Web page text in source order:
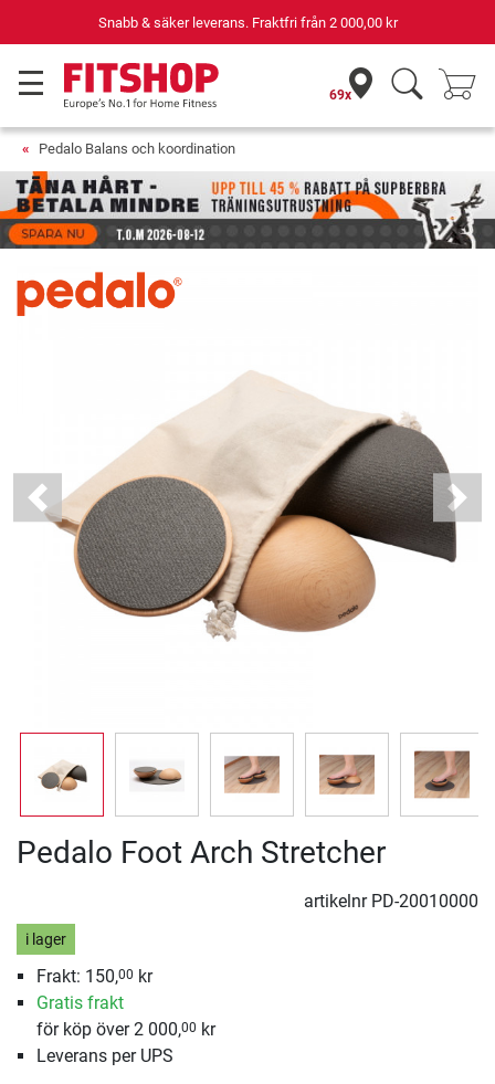
Snabb & säker leverans. Fraktfri från 2 000,00 kr
69x
Pedalo Balans och koordination
Previous Next
Pedalo Foot Arch Stretcher
artikelnr PD-20010000
i lager
Frakt: 150,00 kr
Gratis frakt
för köp över 2 000,00 kr
Leverans per UPS